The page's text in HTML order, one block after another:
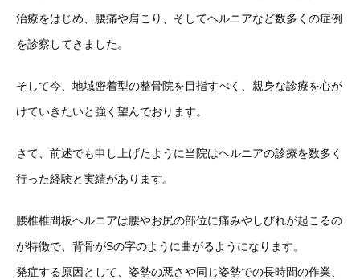
治療をはじめ、腰痛や肩こり、そしてヘルニアなど数多くの症例
を診察してきました。
そして今、地域密着型の整骨院を目指すべく、親身な診療を心が
けていきたいと強く望んでおります。
さて、前述でも申し上げたように当院はヘルニアの診療を数多く
行った経験と実績があります。
腰椎椎間板ヘルニアは腰やお尻の部位に痛みやしびれが起こるの
が特徴で、背骨がSの字のように曲がるようになります。
発症する原因として、姿勢の悪さや同じ姿勢での長時間の作業、